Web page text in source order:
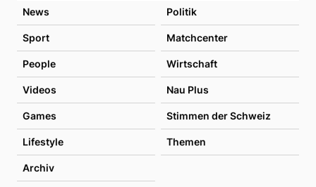
News Politik
Sport Matchcenter
People Wirtschaft
Videos Nau Plus
Games Stimmen der Schweiz
Lifestyle Themen
Archiv